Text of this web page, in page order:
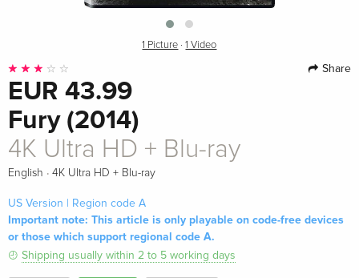
1 Picture ·1 Video
Share
EUR 43.99
Fury (2014)
4K Ultra HD + Blu-ray
English · 4K Ultra HD + Blu-ray
US Version | Region code A
Important note: This article is only playable on code-free devices
or those which support regional code A.
Shipping usually within 2 to 5 working days